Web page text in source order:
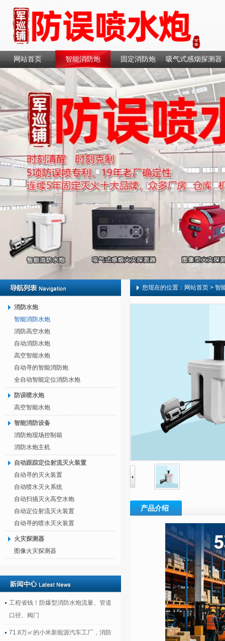
网站首页 智能消防炮 固定消防炮 吸气式感烟探测器
联系我们
消防水炮
智能消防水炮
消防高空水炮
自动消防水炮
高空智能水炮
自动寻的智能消防炮
全自动智能定位消防水炮
防误喷水炮
高空智能水炮
智能消防设备
消防炮现场控制箱
消防水炮主机
自动跟踪定位射流灭火装置
自动寻的灭火装置
自动喷水灭火系统
自动扫描灭火高空水炮
自动定位射流灭火装置
自动寻的喷水灭火装置
火灾探测器
图像火灾探测器
工程省钱！防爆型消防水炮流量、管道
口径、阀门
71.8万㎡的小米新能源汽车工厂，消防
您现在的位置： 网站首页 > 智
产品介绍